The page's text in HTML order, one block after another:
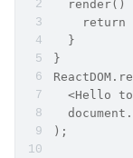
render()
return
  }
}
<Hello
);